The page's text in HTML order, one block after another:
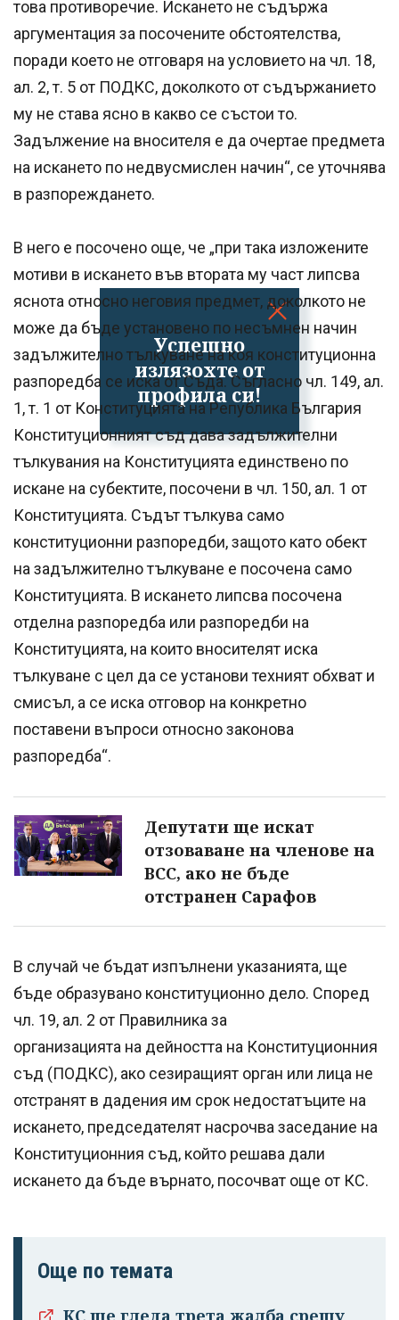
Успешно
излязохте от
профила си!
това противоречие. Искането не съдържа
аргументация за посочените обстоятелства,
поради което не отговаря на условието на чл. 18,
ал. 2, т. 5 от ПОДКС, доколкото от съдържанието
му не става ясно в какво се състои то.
Задължение на вносителя е да очертае предмета
на искането по недвусмислен начин“, се уточнява
в разпореждането.
В него е посочено още, че „при така изложените
мотиви в искането във втората му част липсва
яснота относно неговия предмет, доколкото не
може да бъде установено по несъмнен начин
задължително тълкуване на коя конституционна
разпоредба се иска от Съда. Съгласно чл. 149, ал.
1, т. 1 от Конституцията на Република България
Конституционният съд дава задължителни
тълкувания на Конституцията единствено по
искане на субектите, посочени в чл. 150, ал. 1 от
Конституцията. Съдът тълкува само
конституционни разпоредби, защото като обект
на задължително тълкуване е посочена само
Конституцията. В искането липсва посочена
отделна разпоредба или разпоредби на
Конституцията, на които вносителят иска
тълкуване с цел да се установи техният обхват и
смисъл, а се иска отговор на конкретно
поставени въпроси относно законова
разпоредба“.
Депутати ще искат
отзоваване на членове на
ВСС, ако не бъде
отстранен Сарафов
В случай че бъдат изпълнени указанията, ще
бъде образувано конституционно дело. Според
чл. 19, ал. 2 от Правилника за
организацията на дейността на Конституционния
съд (ПОДКС), ако сезиращият орган или лица не
отстранят в дадения им срок недостатъците на
искането, председателят насрочва заседание на
Конституционния съд, който решава дали
искането да бъде върнато, посочват още от КС.
Още по темата